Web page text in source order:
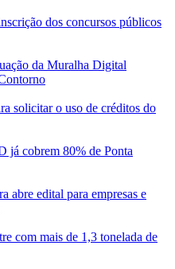
dos concursos públicos
da Muralha Digital
solicitar o uso de créditos do
já cobrem 80% de Ponta
abre edital para empresas e
com mais de 1,3 tonelada de